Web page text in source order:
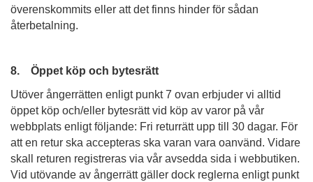
överenskommits eller att det finns hinder för sådan
återbetalning.
8. Öppet köp och bytesrätt
Utöver ångerrätten enligt punkt 7 ovan erbjuder vi alltid
öppet köp och/eller bytesrätt vid köp av varor på vår
webbplats enligt följande: Fri returrätt upp till 30 dagar. För
att en retur ska accepteras ska varan vara oanvänd. Vidare
skall returen registreras via vår avsedda sida i webbutiken.
Vid utövande av ångerrätt gäller dock reglerna enligt punkt